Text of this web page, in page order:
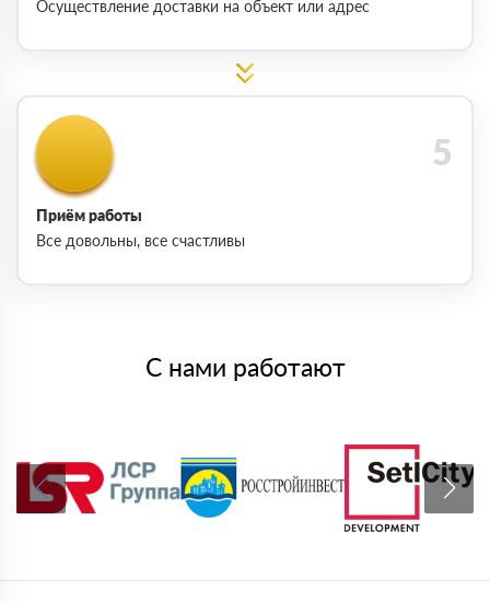
Осуществление доставки на объект или адрес
Приём работы
Все довольны, все счастливы
С нами работают